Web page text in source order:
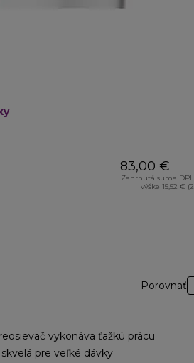
83,00 €
Zahrnutá suma
výške 15,52 €
Porovnať
vykonáva ťažkú prácu
pre veľké dávky